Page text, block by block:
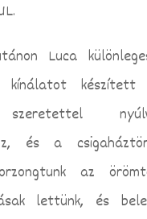
Luca
kínálatot készített
szeretettel
és a
az
lettünk, és